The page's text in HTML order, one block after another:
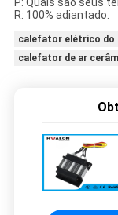
P: Quais são seus
R: 100% adiantado.
calefator elétrico do
calefator de ar